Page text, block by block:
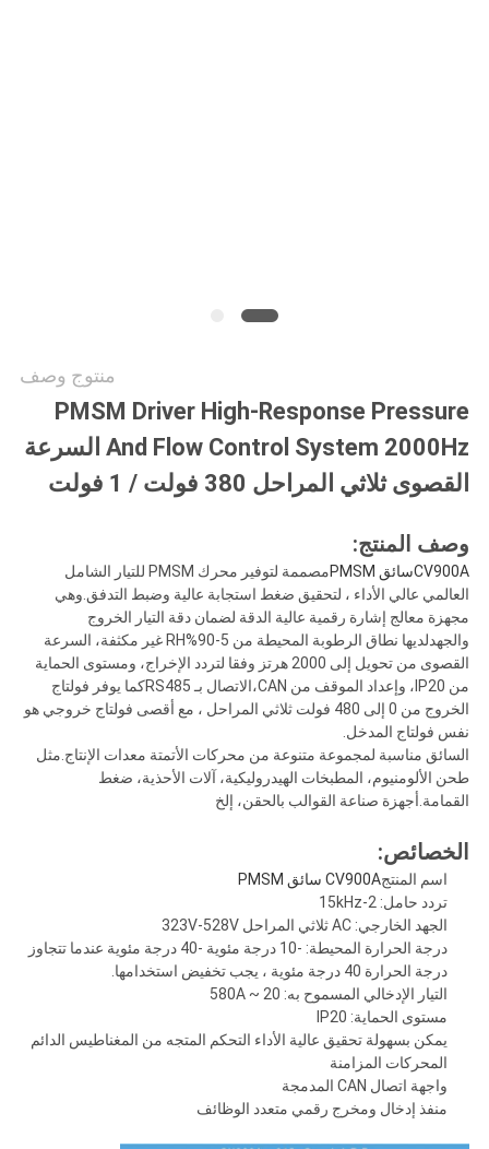
منتوج وصف
PMSM Driver High-Response Pressure
And Flow Control System 2000Hz السرعة
القصوى ثلاثي المراحل 380 فولت / 1 فولت
وصف المنتج:
CV900Aسائق PMSM
مصممة لتوفير محرك PMSM للتيار الشامل
العالمي عالي الأداء ، لتحقيق ضغط استجابة عالية وضبط التدفق.وهي
مجهزة معالج إشارة رقمية عالية الدقة لضمان دقة التيار الخروج
والجهدلديها نطاق الرطوبة المحيطة من 5-90%RH غير مكثفة، السرعة
القصوى من تحويل إلى 2000 هرتز وفقا لتردد الإخراج، ومستوى الحماية
من IP20، وإعداد الموقف من CAN،الاتصال بـ RS485كما يوفر فولتاج
الخروج من 0 إلى 480 فولت ثلاثي المراحل ، مع أقصى فولتاج خروجي هو
نفس فولتاج المدخل.
السائق مناسبة لمجموعة متنوعة من محركات الأتمتة معدات الإنتاج.مثل
طحن الألومنيوم، المطبخات الهيدروليكية، آلات الأحذية، ضغط
القمامة.أجهزة صناعة القوالب بالحقن، إلخ
الخصائص:
اسم المنتجCV900A سائق PMSM
تردد حامل: 2-15kHz
الجهد الخارجي: AC ثلاثي المراحل 323V-528V
درجة الحرارة المحيطة: -10 درجة مئوية -40 درجة مئوية عندما تتجاوز
درجة الحرارة 40 درجة مئوية ، يجب تخفيض استخدامها.
التيار الإدخالي المسموح به: 20 ~ 580A
مستوى الحماية: IP20
يمكن بسهولة تحقيق عالية الأداء التحكم المتجه من المغناطيس الدائم
المحركات المزامنة
واجهة اتصال CAN المدمجة
منفذ إدخال ومخرج رقمي متعدد الوظائف